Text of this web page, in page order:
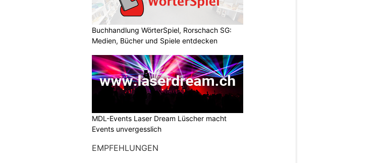
Buchhandlung WörterSpiel, Rorschach SG:
Medien, Bücher und Spiele entdecken
MDL-Events Laser Dream Lüscher macht
Events unvergesslich
EMPFEHLUNGEN